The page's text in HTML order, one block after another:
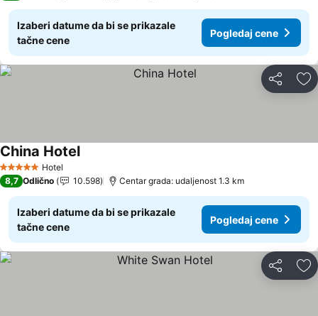
Izaberi datume da bi se prikazale
tačne cene
Pogledaj cene
Deli
5 ZvezdiceHotel
China HotelPogledaj cene
8,7 Odlično 10.598 Centar grada: udaljenost 1.3 km
Izaberi datume da bi se prikazale
tačne cene
Pogledaj cene
Deli